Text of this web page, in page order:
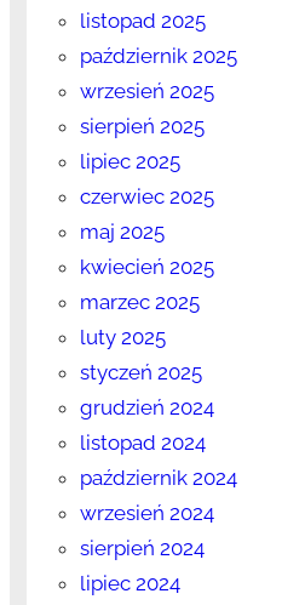
listopad 2025
październik 2025
wrzesień 2025
sierpień 2025
lipiec 2025
czerwiec 2025
maj 2025
kwiecień 2025
marzec 2025
luty 2025
styczeń 2025
grudzień 2024
listopad 2024
październik 2024
wrzesień 2024
sierpień 2024
lipiec 2024